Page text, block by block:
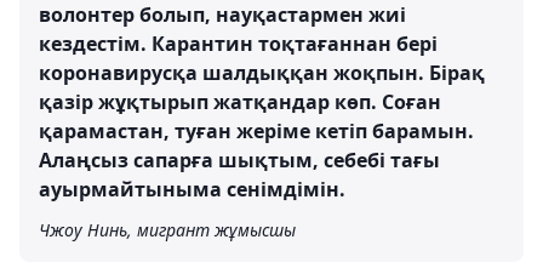
волонтер болып, науқастармен жиі
кездестім. Карантин тоқтағаннан бері
коронавирусқа шалдыққан жоқпын. Бірақ
қазір жұқтырып жатқандар көп. Соған
қарамастан, туған жеріме кетіп барамын.
Алаңсыз сапарға шықтым, себебі тағы
ауырмайтыныма сенімдімін.
Чжоу Нинь, мигрант жұмысшы